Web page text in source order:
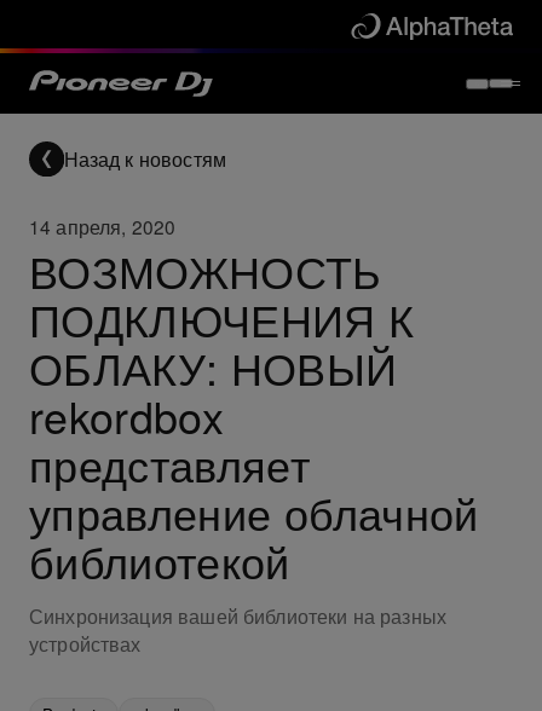
Назад к новостям
14 апреля, 2020
ВОЗМОЖНОСТЬ
ПОДКЛЮЧЕНИЯ К
ОБЛАКУ: НОВЫЙ
rekordbox
представляет
управление облачной
библиотекой
Синхронизация вашей библиотеки на разных
устройствах